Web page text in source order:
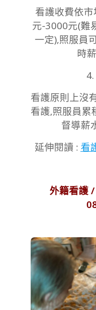
看護收費依
元-3000元(難
一定),照服員
時
看護原則上沒
看護,照服員累
督導薪
延伸閱讀 : 看
外籍看護